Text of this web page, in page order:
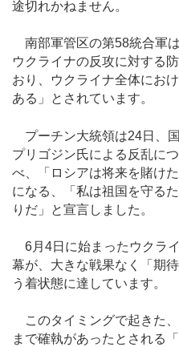
途切れかねません。
南部軍管区の第58統合軍
ウクライナの反攻に対する
おり、ウクライナ全体にお
ある」とされています。
プーチン大統領は24日、
プリゴジン氏による反乱に
べ、「ロシアは将来を賭け
になる、「私は祖国を守る
りだ」と宣言しました。
6月4日に始まったウクラ
幕が、大きな戦果なく「期
う着状態に達しています。
このタイミングで起きた
まで確執があったとされる